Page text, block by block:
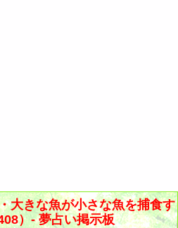
大きな魚が小さな魚を捕食す
）- 夢占い掲示板